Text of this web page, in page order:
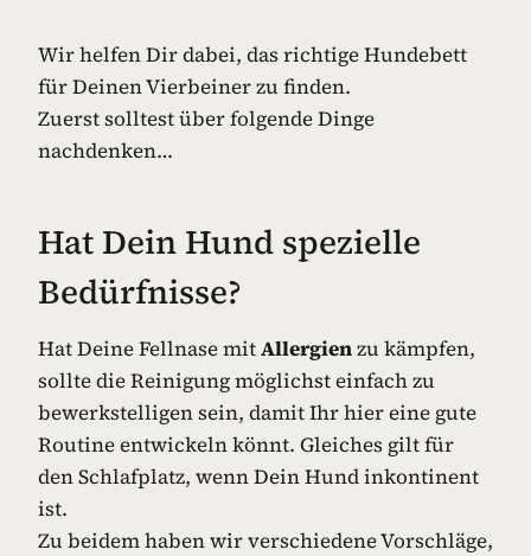
Wir helfen Dir dabei, das richtige Hundebett
für Deinen Vierbeiner zu finden.
Zuerst solltest über folgende Dinge
nachdenken…
Hat Dein Hund spezielle
Bedürfnisse?
Hat Deine Fellnase mitAllergienzu kämpfen,
sollte die Reinigung möglichst einfach zu
bewerkstelligen sein, damit Ihr hier eine gute
Routine entwickeln könnt. Gleiches gilt für
den Schlafplatz, wenn Dein Hund inkontinent
ist.
Zu beidem haben wir verschiedene Vorschläge,